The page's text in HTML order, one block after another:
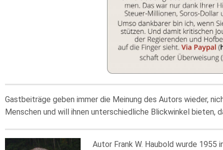
Gastbeiträge geben immer die Meinung des Autors wieder,
Menschen und will ihnen unterschiedliche Blickwinkel bieten,
Autor Frank W. Haubold wurde 1955